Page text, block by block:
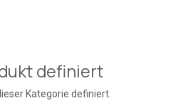
definiert
Kategorie definiert.